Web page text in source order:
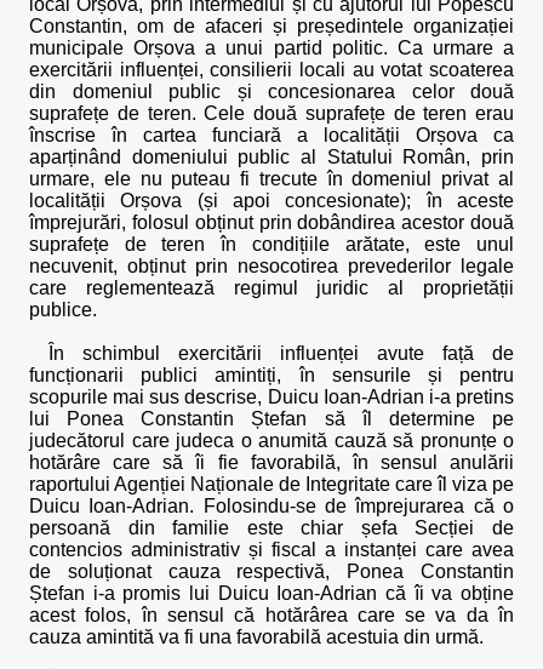
local Orșova, prin intermediul și cu ajutorul lui Popescu
Constantin, om de afaceri și președintele organizației
municipale Orșova a unui partid politic. Ca urmare a
exercitării influenței, consilierii locali au votat scoaterea
din domeniul public și concesionarea celor două
suprafețe de teren. Cele două suprafețe de teren erau
înscrise în cartea funciară a localității Orșova ca
aparținând domeniului public al Statului Român, prin
urmare, ele nu puteau fi trecute în domeniul privat al
localității Orșova (și apoi concesionate); în aceste
împrejurări, folosul obținut prin dobândirea acestor două
suprafețe de teren în condițiile arătate, este unul
necuvenit, obținut prin nesocotirea prevederilor legale
care reglementează regimul juridic al proprietății
publice.
În schimbul exercitării influenței avute față de
funcționarii publici amintiți, în sensurile și pentru
scopurile mai sus descrise, Duicu Ioan-Adrian i-a pretins
lui Ponea Constantin Ștefan să îl determine pe
judecătorul care judeca o anumită cauză să pronunțe o
hotărâre care să îi fie favorabilă, în sensul anulării
raportului Agenției Naționale de Integritate care îl viza pe
Duicu Ioan-Adrian. Folosindu-se de împrejurarea că o
persoană din familie este chiar șefa Secției de
contencios administrativ și fiscal a instanței care avea
de soluționat cauza respectivă, Ponea Constantin
Ștefan i-a promis lui Duicu Ioan-Adrian că îi va obține
acest folos, în sensul că hotărârea care se va da în
cauza amintită va fi una favorabilă acestuia din urmă.